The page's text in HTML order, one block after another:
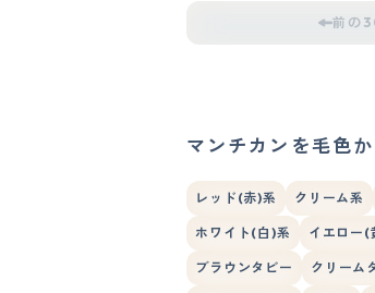
前の
マンチカンを毛色
レッド(赤)系 クリーム系
ホワイト(白)系 イエロー(
ブラウンタビー クリーム